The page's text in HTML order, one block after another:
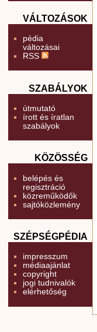
VÁLTOZÁSOK
pédia
változásai
RSS
SZABÁLYOK
útmutató
írott és íratlan
szabályok
KÖZÖSSÉG
belépés és
regisztráció
közreműködők
sajtóközlemény
SZÉPSÉGPÉDIA
impresszum
médiaajánlat
copyright
jogi tudnivalók
elérhetőség